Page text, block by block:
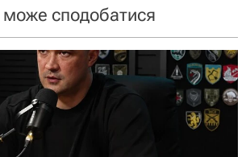
сподобатися